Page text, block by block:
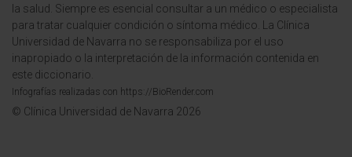
la salud. Siempre es esencial consultar a un médico o especialista
para tratar cualquier condición o síntoma médico. La Clínica
Universidad de Navarra no se responsabiliza por el uso
inapropiado o la interpretación de la información contenida en
este diccionario.
Infografías realizadas con https://BioRender.com
© Clínica Universidad de Navarra 2026